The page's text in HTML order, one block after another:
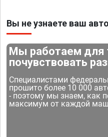
Вы не узнаете ваш
Мы работаем для
почувствовать
Специалистами
прошито более 10 000
- поэтому мы знаем, как
максимум от каждой